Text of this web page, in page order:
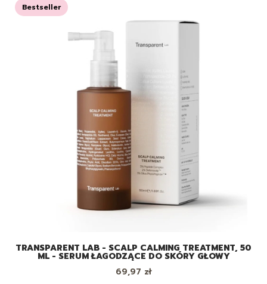
Bestseller
TRANSPARENT LAB - SCALP CALMING TREATMENT, 50
ML - SERUM ŁAGODZĄCE DO SKÓRY GŁOWY
Cena
69,97 zł